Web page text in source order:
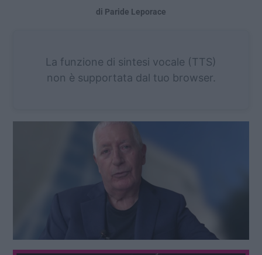
di Paride Leporace
La funzione di sintesi vocale (TTS)
non è supportata dal tuo browser.